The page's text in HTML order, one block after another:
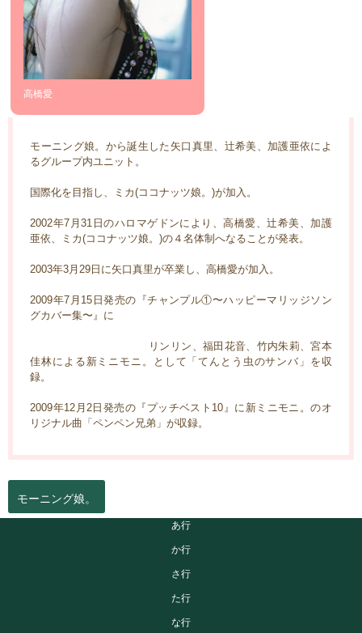
高橋愛
モーニング娘。から誕生した矢口真里、辻希美、加護亜依によ
るグループ内ユニット。
国際化を目指し、ミカ(ココナッツ娘。)が加入。
2002年7月31日のハロマゲドンにより、高橋愛、辻希美、加護
亜依、ミカ(ココナッツ娘。)の４名体制へなることが発表。
2003年3月29日に矢口真里が卒業し、高橋愛が加入。
2009年7月15日発売の『チャンプル①〜ハッピーマリッジソン
グカバー集〜』に
リンリン、福田花音、竹内朱莉、宮本
佳林による新ミニモニ。として「てんとう虫のサンバ」を収
録。
2009年12月2日発売の『プッチベスト10』に新ミニモニ。のオ
リジナル曲「ペンペン兄弟」が収録。
モーニング娘。
あ行
か行
さ行
た行
な行